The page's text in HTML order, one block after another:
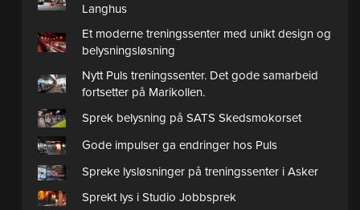
Langhus
Et moderne treningssenter med unikt design og
belysningsløsning
Nytt Puls treningssenter. Det gode samarbeid
fortsetter på Marikollen.
Sprek belysning på SATS Skedsmokorset
Gode impulser ga endringer hos Puls
Spreke lysløsninger på treningssenter i Asker
Sprekt lys i Studio Jobbsprek